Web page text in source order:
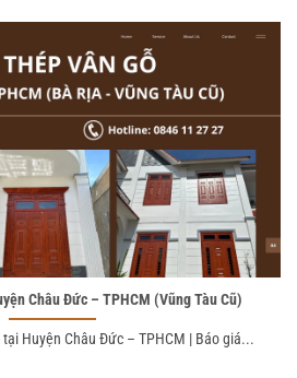
Châu Đức – TPHCM (Vũng Tàu Cũ)
Huyện Châu Đức – TPHCM | Báo giá...